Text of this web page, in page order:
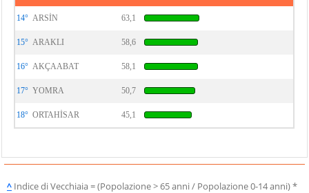
14° ARSİN 63,1
15° ARAKLI 58,6
16° AKÇAABAT 58,1
17° YOMRA 50,7
18° ORTAHİSAR 45,1
^ Indice di Vecchiaia = (Popolazione > 65 anni / Popolazione 0-14 anni) *